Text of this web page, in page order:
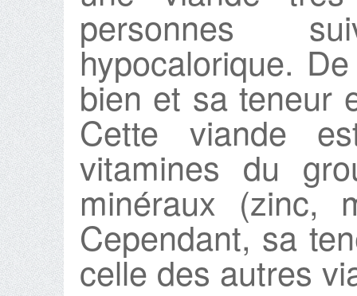
personnes
hypocalorique.
bien et sa teneur
Cette viande
vitamines du
minéraux (zinc,
Cependant, sa
celle des autres